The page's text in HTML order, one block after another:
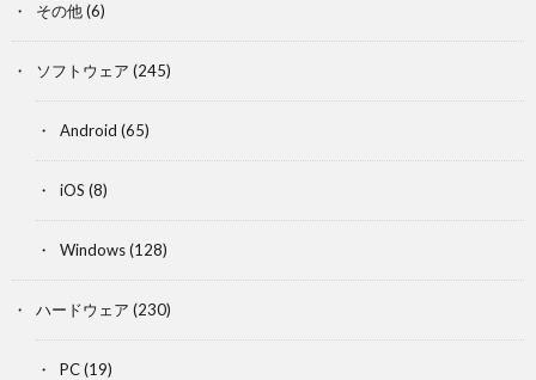
その他(6)
ソフトウェア (245)
Android (65)
iOS (8)
Windows(128)
ハードウェア (230)
PC(19)